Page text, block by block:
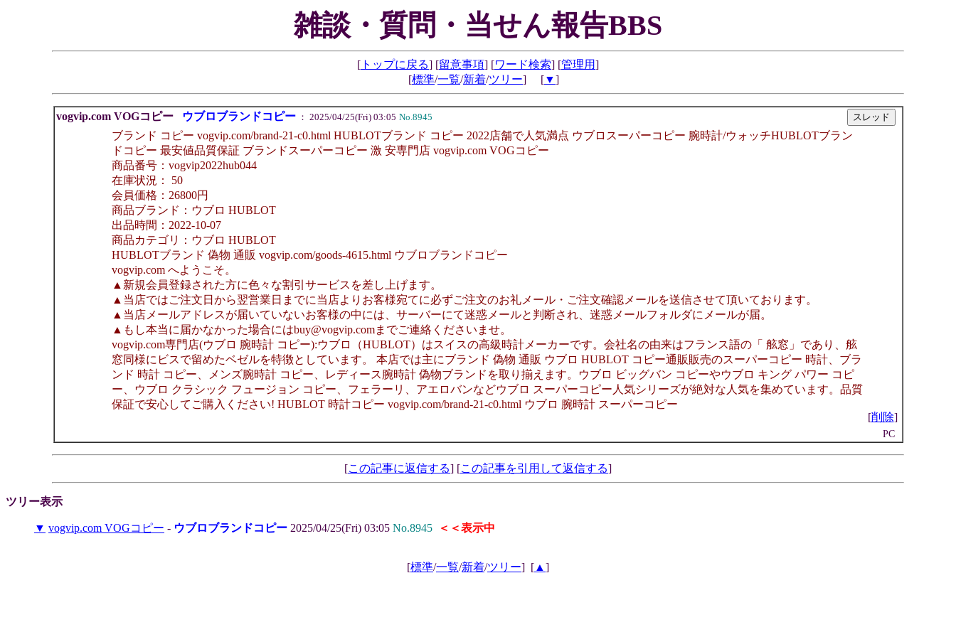
雑談・質問・当せん報告BBS
[ トップに戻る] [留意事項] [ワード検索] [管理用]
[標準/一覧/新着/ツリー] [▼]
vogvip.com VOGコピー ウブロブランドコピー： 2025/04/25(Fri) 03:05 No.8945
ブランド コピー vogvip.com/brand-21-c0.html HUBLOTブランド コピー 2022店舗で人気満点 ウブロスーパーコピー 腕時計/ウォッチHUBLOTブラン
ドコピー 最安値品質保証 ブランドスーパーコピー 激 安専門店 vogvip.com VOGコピー
商品番号：vogvip2022hub044
在庫状況： 50
会員価格：26800円
商品ブランド：ウブロ HUBLOT
出品時間：2022-10-07
商品カテゴリ：ウブロ HUBLOT
HUBLOTブランド 偽物 通販 vogvip.com/goods-4615.html ウブロブランドコピー
vogvip.com へようこそ。
▲新規会員登録された方に色々な割引サービスを差し上げます。
▲当店ではご注文日から翌営業日までに当店よりお客様宛てに必ずご注文のお礼メール・ご注文確認メールを送信させて頂いております。
▲当店メールアドレスが届いていないお客様の中には、サーバーにて迷惑メールと判断され、迷惑メールフォルダにメールが届。
▲もし本当に届かなかった場合にはbuy@vogvip.comまでご連絡くださいませ。
vogvip.com専門店(ウブロ 腕時計 コピー):ウブロ（HUBLOT）はスイスの高級時計メーカーです。会社名の由来はフランス語の「 舷窓」であり、舷
窓同様にビスで留めたベゼルを特徴としています。 本店では主にブランド 偽物 通販 ウブロ HUBLOT コピー通販販売のスーパーコピー 時計、ブラ
ンド 時計 コピー、メンズ腕時計 コピー、レディース腕時計 偽物ブランドを取り揃えます。ウブロ ビッグバン コピーやウブロ キング パワー コピ
ー、ウブロ クラシック フュージョン コピー、フェラーリ、アエロバンなどウブロ スーパーコピー人気シリーズが絶対な人気を集めています。品質
保証で安心してご購入ください! HUBLOT 時計コピー vogvip.com/brand-21-c0.html ウブロ 腕時計 スーパーコピー
[削除]
PC
[この記事に返信する] [この記事を引用して返信する]
ツリー表示
▼ vogvip.com VOGコピー - ウブロブランドコピー 2025/04/25(Fri) 03:05 No.8945 ＜＜表示中
[標準/一覧/新着/ツリー] [ ▲ ]